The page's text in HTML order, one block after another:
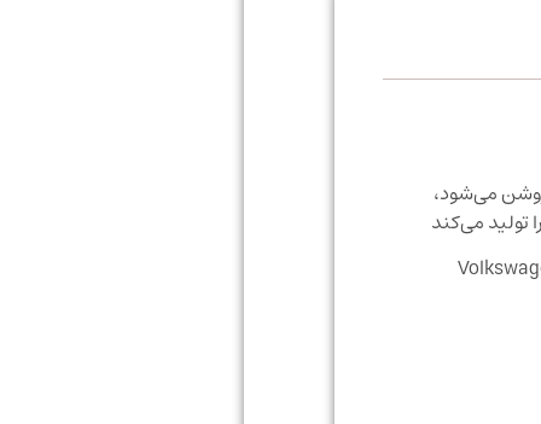
روشن می‌شود،
تولید می‌کند